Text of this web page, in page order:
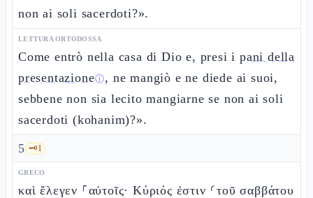
non ai soli sacerdoti?».
LETTURA ORTODOSSA
Come entrò nella casa di Dio e, presi i pani della
presentazioneⓘ, ne mangiò e ne diede ai suoi,
sebbene non sia lecito mangiarne se non ai soli
sacerdoti (kohanim)?».
5 🗝️1
GRECO
καὶ ἔλεγεν ⸀αὐτοῖς· Κύριός ἐστιν ⸂τοῦ σαββάτου